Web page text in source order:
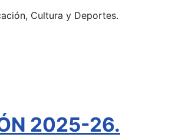
Cultura y Deportes.
2025-26.